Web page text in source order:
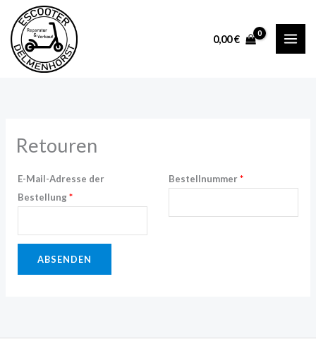
Inhalt
springen
0,00€
Retouren
E-Mail-Adresse der
Bestellung*
Bestellnummer*
ABSENDEN